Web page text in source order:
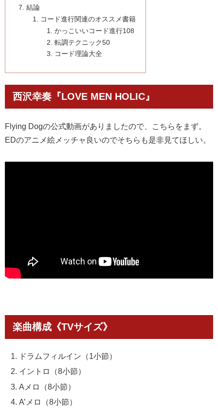
結論
コード進行関連のオススメ書籍
かっこいいコード進行108
転調テクニック50
コード理論大全
西沢幸奏『LOVE MEN HOLIC』
Flying Dogの公式動画がありましたので、こちらをまず。
EDのアニメ絵メッチャ良いのでそちらも是非見てほしい。
楽曲構成《TVサイズ》
ドラムフィルイン（1小節）
イントロ（8小節）
Aメロ（8小節）
A’メロ（8小節）